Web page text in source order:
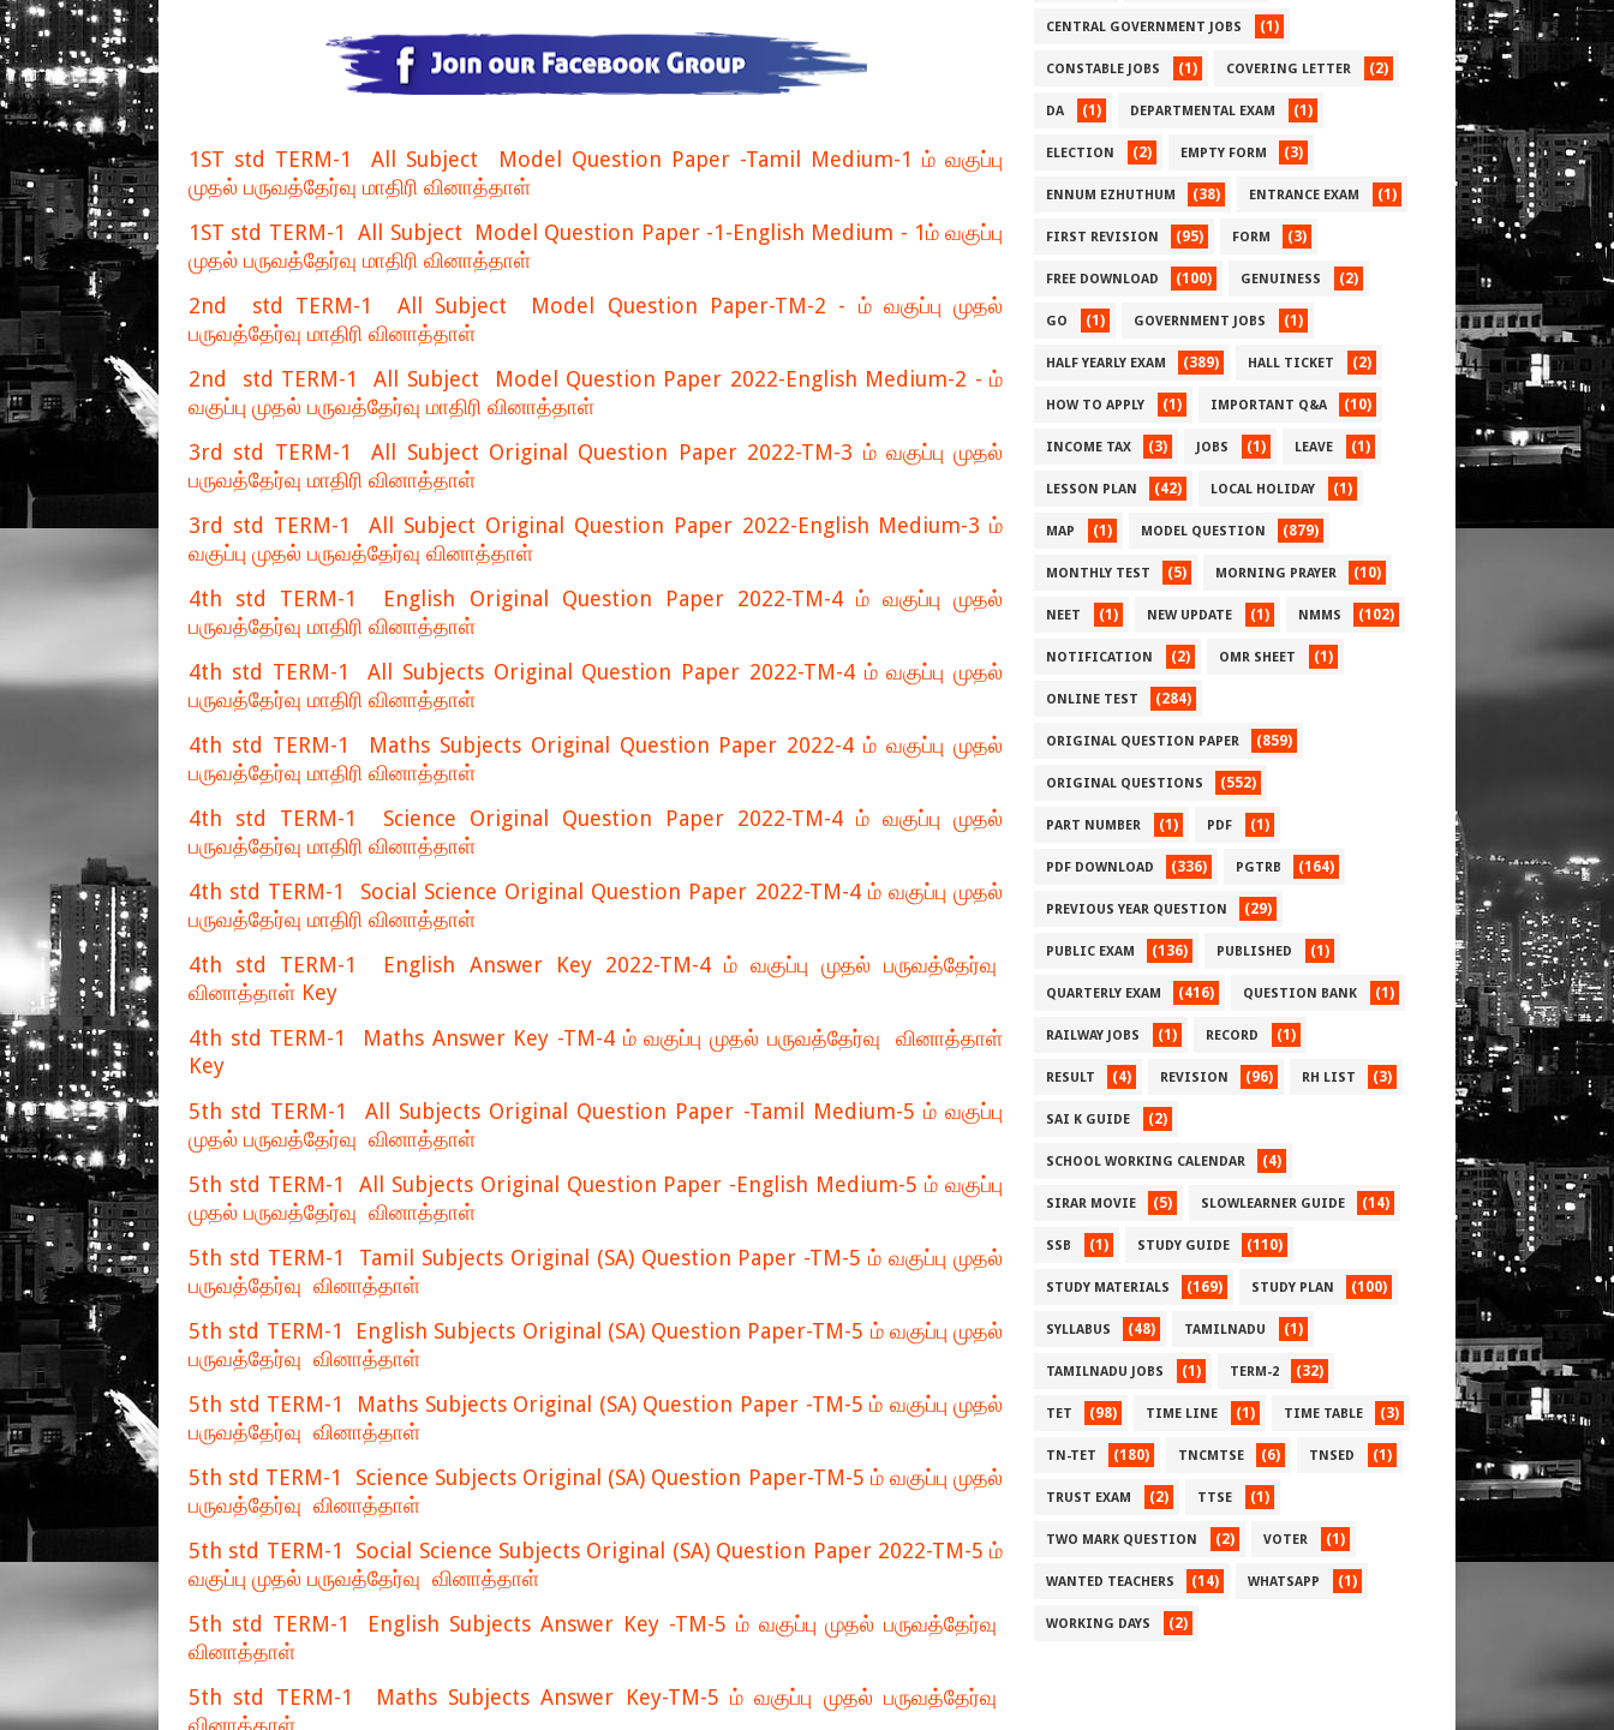
1ST std TERM-1 All Subject Model Question Paper -Tamil Medium-1 ம் வகுப்பு
முதல் பருவத்தேர்வு மாதிரி வினாத்தாள்
1ST std TERM-1 All Subject Model Question Paper -1-English Medium - 1ம் வகுப்பு
முதல் பருவத்தேர்வு மாதிரி வினாத்தாள்
2nd std TERM-1 All Subject Model Question Paper-TM-2 - ம் வகுப்பு முதல்
பருவத்தேர்வு மாதிரி வினாத்தாள்
2nd std TERM-1 All Subject Model Question Paper 2022-English Medium-2 - ம்
வகுப்பு முதல் பருவத்தேர்வு மாதிரி வினாத்தாள்
3rd std TERM-1 All Subject Original Question Paper 2022-TM-3 ம் வகுப்பு முதல்
பருவத்தேர்வு மாதிரி வினாத்தாள்
3rd std TERM-1 All Subject Original Question Paper 2022-English Medium-3 ம்
வகுப்பு முதல் பருவத்தேர்வு வினாத்தாள்
4th std TERM-1 English Original Question Paper 2022-TM-4 ம் வகுப்பு முதல்
பருவத்தேர்வு மாதிரி வினாத்தாள்
4th std TERM-1 All Subjects Original Question Paper 2022-TM-4 ம் வகுப்பு முதல்
பருவத்தேர்வு மாதிரி வினாத்தாள்
4th std TERM-1 Maths Subjects Original Question Paper 2022-4 ம் வகுப்பு முதல்
பருவத்தேர்வு மாதிரி வினாத்தாள்
4th std TERM-1 Science Original Question Paper 2022-TM-4 ம் வகுப்பு முதல்
பருவத்தேர்வு மாதிரி வினாத்தாள்
4th std TERM-1 Social Science Original Question Paper 2022-TM-4 ம் வகுப்பு முதல்
பருவத்தேர்வு மாதிரி வினாத்தாள்
4th std TERM-1 English Answer Key 2022-TM-4 ம் வகுப்பு முதல் பருவத்தேர்வு
வினாத்தாள் Key
4th std TERM-1 Maths Answer Key -TM-4 ம் வகுப்பு முதல் பருவத்தேர்வு வினாத்தாள்
Key
5th std TERM-1 All Subjects Original Question Paper -Tamil Medium-5 ம் வகுப்பு
முதல் பருவத்தேர்வு வினாத்தாள்
5th std TERM-1 All Subjects Original Question Paper -English Medium-5 ம் வகுப்பு
முதல் பருவத்தேர்வு வினாத்தாள்
5th std TERM-1 Tamil Subjects Original (SA) Question Paper -TM-5 ம் வகுப்பு முதல்
பருவத்தேர்வு வினாத்தாள்
5th std TERM-1 English Subjects Original (SA) Question Paper-TM-5 ம் வகுப்பு முதல்
பருவத்தேர்வு வினாத்தாள்
5th std TERM-1 Maths Subjects Original (SA) Question Paper -TM-5 ம் வகுப்பு முதல்
பருவத்தேர்வு வினாத்தாள்
5th std TERM-1 Science Subjects Original (SA) Question Paper-TM-5 ம் வகுப்பு முதல்
பருவத்தேர்வு வினாத்தாள்
5th std TERM-1 Social Science Subjects Original (SA) Question Paper 2022-TM-5 ம்
வகுப்பு முதல் பருவத்தேர்வு வினாத்தாள்
5th std TERM-1 English Subjects Answer Key -TM-5 ம் வகுப்பு முதல் பருவத்தேர்வு
வினாத்தாள்
5th std TERM-1 Maths Subjects Answer Key-TM-5 ம் வகுப்பு முதல் பருவத்தேர்வு
வினாத்தாள்
CENTRAL GOVERNMENT JOBS (1)
CONSTABLE JOBS (1) COVERING LETTER (2)
DA (1) DEPARTMENTAL EXAM (1)
ELECTION (2) EMPTY FORM (3)
ENNUM EZHUTHUM (38) ENTRANCE EXAM (1)
FIRST REVISION (95) FORM (3)
FREE DOWNLOAD (100) GENUINESS (2)
GO (1) GOVERNMENT JOBS (1)
HALF YEARLY EXAM (389) HALL TICKET (2)
HOW TO APPLY (1) IMPORTANT Q&A (10)
INCOME TAX (3) JOBS (1) LEAVE (1)
LESSON PLAN (42) LOCAL HOLIDAY (1)
MAP (1) MODEL QUESTION (879)
MONTHLY TEST (5) MORNING PRAYER (10)
NEET (1) NEW UPDATE (1) NMMS (102)
NOTIFICATION (2) OMR SHEET (1)
ONLINE TEST (284)
ORIGINAL QUESTION PAPER (859)
ORIGINAL QUESTIONS (552)
PART NUMBER (1) PDF (1)
PDF DOWNLOAD (336) PGTRB (164)
PREVIOUS YEAR QUESTION (29)
PUBLIC EXAM (136) PUBLISHED (1)
QUARTERLY EXAM (416) QUESTION BANK (1)
RAILWAY JOBS (1) RECORD (1)
RESULT (4) REVISION (96) RH LIST (3)
SAI K GUIDE (2)
SCHOOL WORKING CALENDAR (4)
SIRAR MOVIE (5) SLOWLEARNER GUIDE (14)
SSB (1) STUDY GUIDE (110)
STUDY MATERIALS (169) STUDY PLAN (100)
SYLLABUS (48) TAMILNADU (1)
TAMILNADU JOBS (1) TERM-2 (32)
TET (98) TIME LINE (1) TIME TABLE (3)
TN-TET (180) TNCMTSE (6) TNSED (1)
TRUST EXAM (2) TTSE (1)
TWO MARK QUESTION (2) VOTER (1)
WANTED TEACHERS (14) WHATSAPP (1)
WORKING DAYS (2)